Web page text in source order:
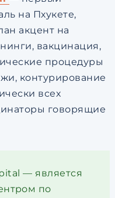
на Пхукете,
акцент на
вакцинация,
процедуры
контурирование
всех
говорящие
— является
по